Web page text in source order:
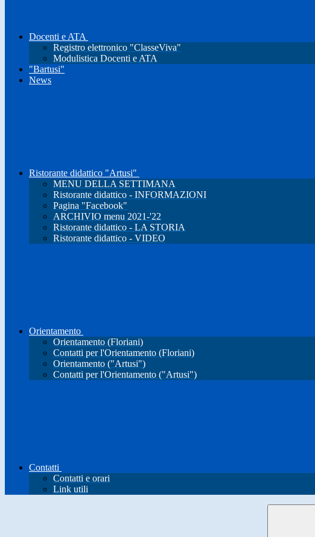
Docenti e ATA
Registro elettronico "ClasseViva"
Modulistica Docenti e ATA
"Bartusi"
News
Ristorante didattico "Artusi"
MENU DELLA SETTIMANA
Ristorante didattico - INFORMAZIONI
Pagina "Facebook"
ARCHIVIO menu 2021-'22
Ristorante didattico - LA STORIA
Ristorante didattico - VIDEO
Orientamento
Orientamento (Floriani)
Contatti per l'Orientamento (Floriani)
Orientamento ("Artusi")
Contatti per l'Orientamento ("Artusi")
Contatti
Contatti e orari
Link utili